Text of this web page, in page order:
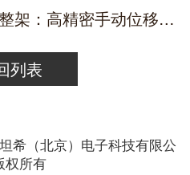
下一篇 : 复坦希五维调整架：高精密手动位移台的理想之选
列表
希（北京）电子科技有限公
权所有